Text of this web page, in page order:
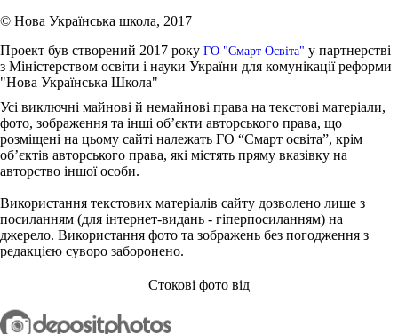
© Нова Українська школа, 2017
Проект був створений 2017 року ГО "Смарт Освіта" у партнерстві
з Міністерством освіти і науки України для комунікації реформи
"Нова Українська Школа"
Усі виключні майнові й немайнові права на текстові матеріали,
фото, зображення та інші об’єкти авторського права, що
розміщені на цьому сайті належать ГО “Смарт освіта”, крім
об’єктів авторського права, які містять пряму вказівку на
авторство іншої особи.
Використання текстових матеріалів сайту дозволено лише з
посиланням (для інтернет-видань - гіперпосиланням) на
джерело. Використання фото та зображень без погодження з
редакцією суворо заборонено.
Стокові фото від